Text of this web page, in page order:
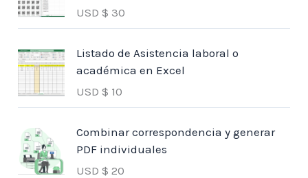
USD $ 30
Listado de Asistencia laboral o
académica en Excel
USD $ 10
Combinar correspondencia y generar
PDF individuales
USD $ 20